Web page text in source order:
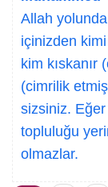
Allah
içinizden
kim kıskanır
(cimrilik
sizsiniz.
topluluğu
olmazlar.